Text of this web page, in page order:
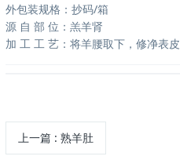
外包装规格：抄码/箱
源 自 部 位：羔羊肾
加 工 工 艺：将羊腰取下，修净表皮
上一篇: 熟羊肚